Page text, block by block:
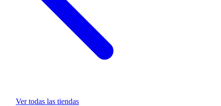
Ver todas las tiendas